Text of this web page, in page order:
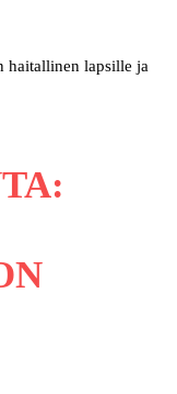
haitallinen lapsille ja